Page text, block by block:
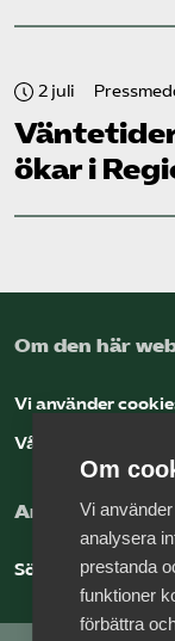
2 juli
ökar i
Om den här
Vi använder
Vår
Arbeta hos
Sök jobb hos oss
Om
Vi
analysera
prestanda
funktioner
förbättra